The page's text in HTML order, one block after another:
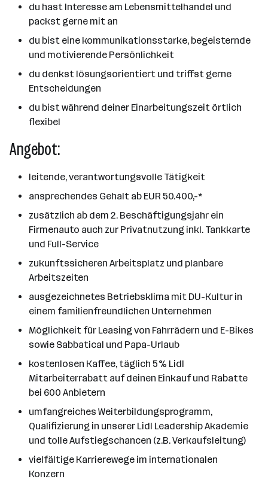
du hast Interesse am Lebensmittelhandel und
packst gerne mit an
du bist eine kommunikationsstarke, begeisternde
und motivierende Persönlichkeit
du denkst lösungsorientiert und triffst gerne
Entscheidungen
du bist während deiner Einarbeitungszeit örtlich
flexibel
Angebot:
leitende, verantwortungsvolle Tätigkeit
ansprechendes Gehalt ab EUR 50.400,-*
zusätzlich ab dem 2. Beschäftigungsjahr ein
Firmenauto auch zur Privatnutzung inkl. Tankkarte
und Full-Service
zukunftssicheren Arbeitsplatz und planbare
Arbeitszeiten
ausgezeichnetes Betriebsklima mit DU-Kultur in
einem familienfreundlichen Unternehmen
Möglichkeit für Leasing von Fahrrädern und E-Bikes
sowie Sabbatical und Papa-Urlaub
kostenlosen Kaffee, täglich 5% Lidl
Mitarbeiterrabatt auf deinen Einkauf und Rabatte
bei 600 Anbietern
umfangreiches Weiterbildungsprogramm,
Qualifizierung in unserer Lidl Leadership Akademie
und tolle Aufstiegschancen (z.B. Verkaufsleitung)
vielfältige Karrierewege im internationalen
Konzern